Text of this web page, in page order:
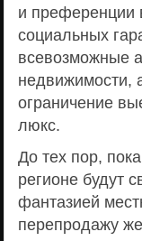
и преференции
социальных
всевозможные
недвижимости,
ограничение
люкс.
До тех пор,
регионе будут
фантазией
перепродажу